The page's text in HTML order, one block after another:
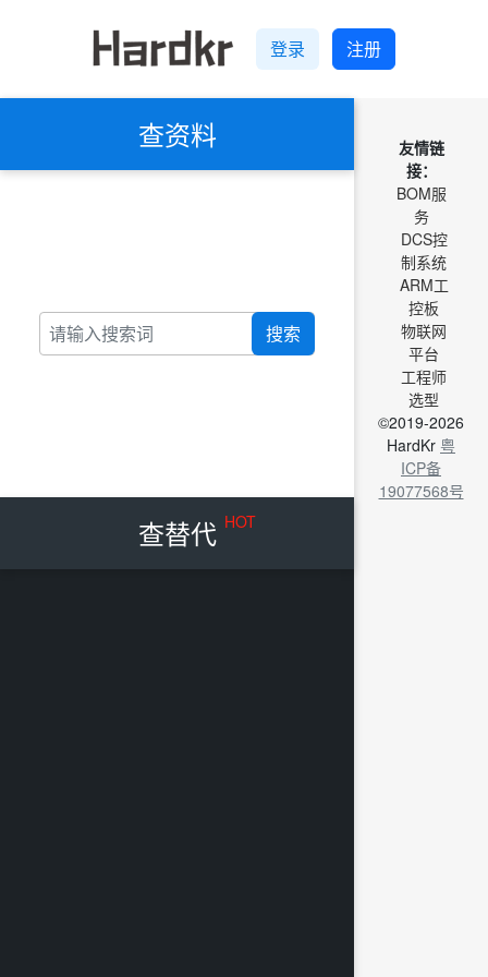
登录 注册
查资料
搜索
查替代 HOT
友情链
接：
BOM服
务
DCS控
制系统
ARM工
控板
物联网
平台
工程师
选型
©2019-2026
HardKr 粤
ICP备
19077568号